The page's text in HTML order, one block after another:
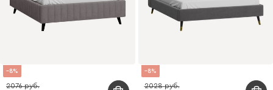
8
2076
8
2028